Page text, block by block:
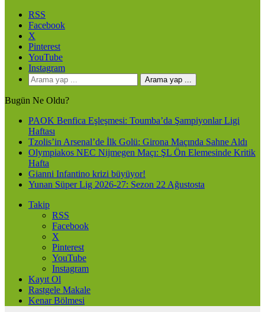
RSS
Facebook
X
Pinterest
YouTube
Instagram
Arama yap ...
Bugün Ne Oldu?
PAOK Benfica Eşleşmesi: Toumba’da Şampiyonlar Ligi
Haftası
Tzolis’in Arsenal’de İlk Golü: Girona Maçında Sahne Aldı
Olympiakos NEC Nijmegen Maçı: ŞL Ön Elemesinde Kritik
Hafta
Gianni Infantino krizi büyüyor!
Yunan Süper Lig 2026-27: Sezon 22 Ağustosta
Takip
RSS
Facebook
X
Pinterest
YouTube
Instagram
Kayıt Ol
Rastgele Makale
Kenar Bölmesi